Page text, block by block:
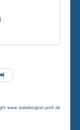
www.webdesigner-profi.de